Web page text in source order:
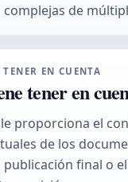
de
EN CUENTA
tener en
proporciona el
de los
publicación final o